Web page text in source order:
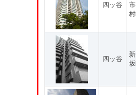
四ッ谷
四ッ谷